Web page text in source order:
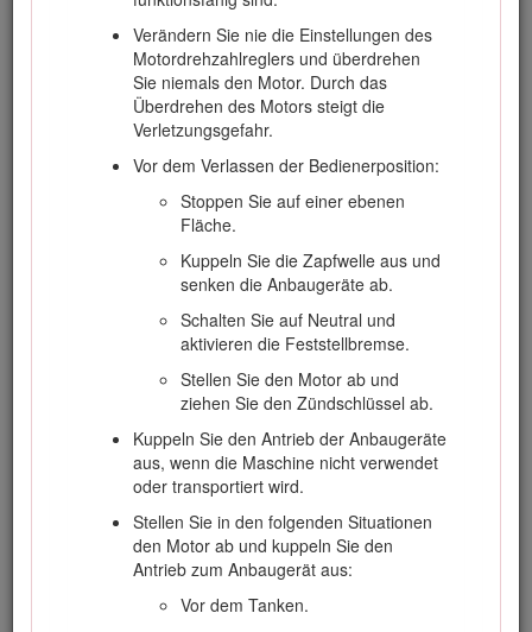
Verändern Sie nie die Einstellungen des
Motordrehzahlreglers und überdrehen
Sie niemals den Motor. Durch das
Überdrehen des Motors steigt die
Verletzungsgefahr.
Vor dem Verlassen der Bedienerposition:
Stoppen Sie auf einer ebenen
Fläche.
Kuppeln Sie die Zapfwelle aus und
senken die Anbaugeräte ab.
Schalten Sie auf Neutral und
aktivieren die Feststellbremse.
Stellen Sie den Motor ab und
ziehen Sie den Zündschlüssel ab.
Kuppeln Sie den Antrieb der Anbaugeräte
aus, wenn die Maschine nicht verwendet
oder transportiert wird.
Stellen Sie in den folgenden Situationen
den Motor ab und kuppeln Sie den
Antrieb zum Anbaugerät aus:
Vor dem Tanken.
ist schnell entflammbar und die Dämpfe sind
explosiv.
Löschen Sie alle Zigaretten, Zigarren,
Pfeifen und sonstigen Zündquellen.
Verwenden Sie nur einen vorschriftsmäßigen
Kraftstoffkanister.
Nehmen Sie den Tankdeckel nie bei
laufendem Motor ab und betanken die
Maschine nicht bei laufendem Motor.
Lassen Sie vor dem Betanken den Motor
abkühlen.
Betanken Sie die Maschine nie in
geschlossenen Räumen.
Lagern Sie die Maschine oder den
Benzinkanister nie an Orten mit offener
Flamme, Funken oder Zündflamme, z. B.
Warmwasserbereiter, oder andere Geräte.
Füllen Sie den Kanister nie im Fahrzeug
oder auf einem Pritschenwagen oder
Anhänger mit einer Verkleidung aus
Kunststoff. Stellen Sie Kanister vor dem
Auffüllen immer vom Fahrzeug entfernt auf
den Boden.